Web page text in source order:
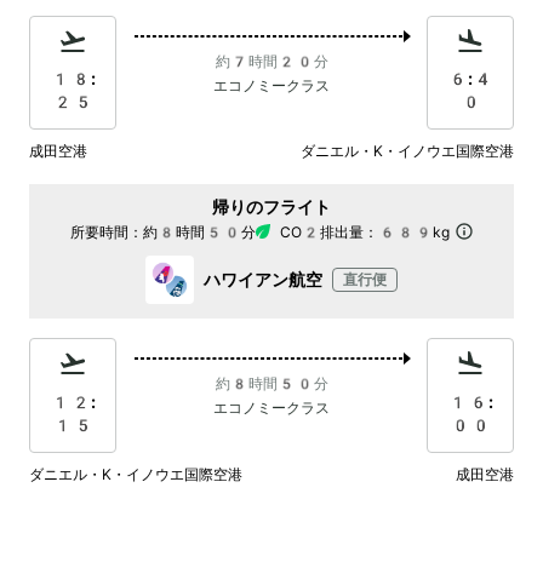
18:
25
約7時間20分
エコノミークラス
6:4
0
成田空港 ダニエル・K・イノウエ国際空港
帰りのフライト
所要時間： 約8時間50分 CO2排出量： 689kg
ハワイアン航空 直行便
12:
15
約8時間50分
エコノミークラス
16:
00
ダニエル・K・イノウエ国際空港 成田空港